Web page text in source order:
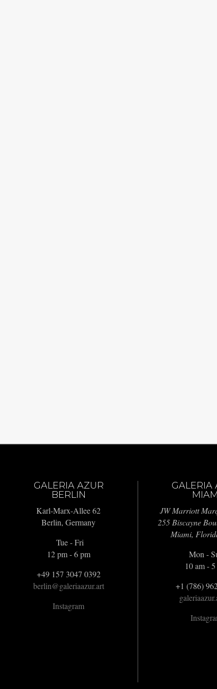
GALERIA AZUR
BERLIN
Karl-Marx-Allee 62
Berlin, Germany
Tue - Fri
12 pm - 6 pm
+49 157 3047 0392
berlin@galeriaazur.art
Instagram
GALERIA
JW Marriott
255 Biscayne
Miami,
Mon -
10 am -
+1 (786)